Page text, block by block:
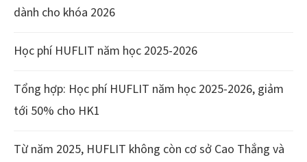
dành cho khóa 2026
Học phí HUFLIT năm học 2025-2026
Tổng hợp: Học phí HUFLIT năm học 2025-2026, giảm
tới 50% cho HK1
Từ năm 2025, HUFLIT không còn cơ sở Cao Thắng và